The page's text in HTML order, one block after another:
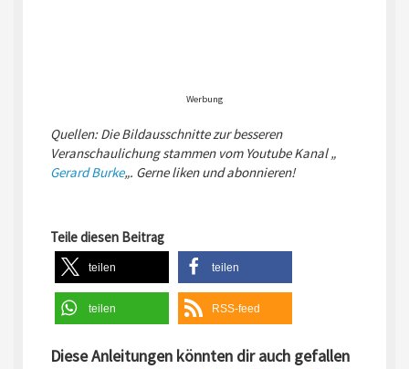
Werbung
Quellen: Die Bildausschnitte zur besseren
Veranschaulichung stammen vom Youtube Kanal „
Gerard Burke„. Gerne liken und abonnieren!
Teile diesen Beitrag
teilen teilen
teilen RSS-feed
Diese Anleitungen könnten dir auch gefallen